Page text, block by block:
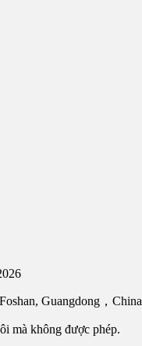
Guangdong，China
mà không được phép.